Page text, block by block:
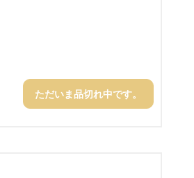
ただいま品切れ中です。